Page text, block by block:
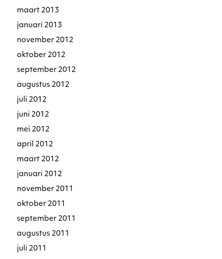
maart 2013
januari 2013
november 2012
oktober 2012
september 2012
augustus 2012
juli 2012
juni 2012
mei 2012
april 2012
maart 2012
januari 2012
november 2011
oktober 2011
september 2011
augustus 2011
juli 2011